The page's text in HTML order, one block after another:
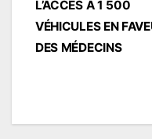
L’ACCÈS À 1 500
VÉHICULES EN
DES MÉDECINS